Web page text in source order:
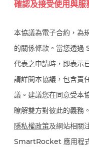
確認及接受使用與服
本協議為電子合約，為
的關係條款。當您透
代表之申請時，即表示
請詳閱本協議，包含責
議。建議您在同意受本
瞭解雙方對彼此的義務
隱私權政策及網站相關
SmartRocket 應用程